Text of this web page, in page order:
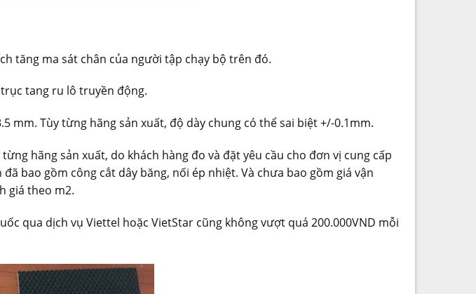
tăng ma sát chân của người tập chạy bộ trên đó.
tang ru lô truyền động.
mm. Tùy từng hãng sản xuất, độ dày chung có thể sai biệt +/-0.1mm.
hãng sản xuất, do khách hàng đo và đặt yêu cầu cho đơn vị cung cấp
bao gồm công cắt dây băng, nối ép nhiệt. Và chưa bao gồm giá vận
giá theo m2.
qua dịch vụ Viettel hoặc VietStar cũng không vượt quá 200.000VND mỗi